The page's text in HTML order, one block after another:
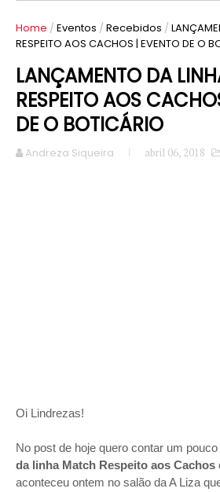
Home / Eventos / Recebidos /
RESPEITO AOS CACHOS | EVENTO DE O
LANÇAMENTO DA
RESPEITO AOS
DE O BOTICÁRIO
Andreza Siqueira abril 06, 2018
Oi Lindrezas!
No post de hoje quero contar um
da linha Match Respeito aos
aconteceu ontem no salão da A Liza